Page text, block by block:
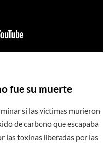
fue su muerte
si las víctimas murieron
de carbono que escapaba
las toxinas liberadas por las